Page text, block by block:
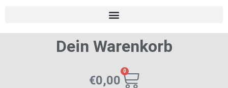
Dein Warenkorb
€0,00
0